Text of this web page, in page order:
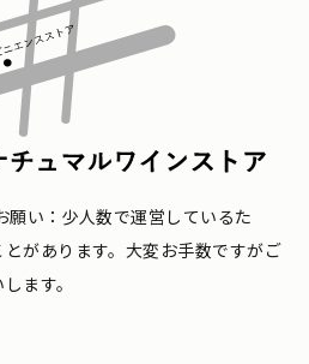
願い：少人数で運営しているた
があります。大変お手数ですがご
ます。